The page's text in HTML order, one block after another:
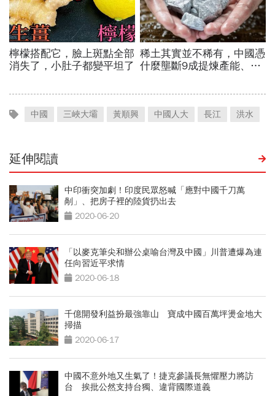
中國 三峽大壩 黃順興 中國人大 長江 洪水
延伸閱讀
中印衝突加劇！印度民眾怒喊「應對中國千刀萬
剮」、把房子裡的陸貨扔出去
2020-06-20
「以麥克筆尖和辦公桌喻台灣及中國」川普遭爆為連
任向習近平求情
2020-06-18
千億開發利益扮最強靠山 寶成中國百萬坪燙金地大
掃描
2020-06-17
中國不意外地又生氣了！捷克參議長無懼壓力將訪
台 挨批公然支持台獨、違背國際道義